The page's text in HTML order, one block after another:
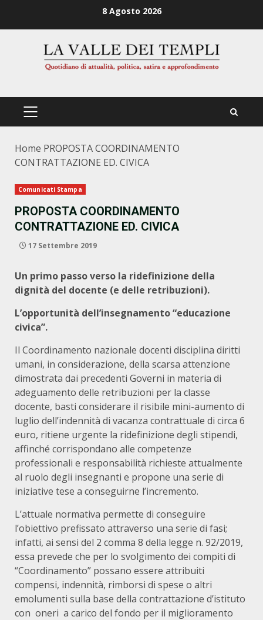
8 Agosto 2026
PRIMÄRES
Home PROPOSTA COORDINAMENTO
CONTRATTAZIONE ED. CIVICA
Comunicati Stampa
PROPOSTA COORDINAMENTO
CONTRATTAZIONE ED. CIVICA
17 Settembre 2019
Un primo passo verso la ridefinizione della
dignità del docente (e delle retribuzioni).
L’opportunità dell’insegnamento “educazione
civica”.
Il Coordinamento nazionale docenti disciplina diritti
umani, in considerazione, della scarsa attenzione
dimostrata dai precedenti Governi in materia di
adeguamento delle retribuzioni per la classe
docente, basti considerare il risibile mini-aumento di
luglio dell’indennità di vacanza contrattuale di circa 6
euro, ritiene urgente la ridefinizione degli stipendi,
affinché corrispondano alle competenze
professionali e responsabilità richieste attualmente
al ruolo degli insegnanti e propone una serie di
iniziative tese a conseguirne l’incremento.
L’attuale normativa permette di conseguire
l’obiettivo prefissato attraverso una serie di fasi;
infatti, ai sensi del 2 comma 8 della legge n. 92/2019,
essa prevede che per lo svolgimento dei compiti di
“Coordinamento” possano essere attribuiti
compensi, indennità, rimborsi di spese o altri
emolumenti sulla base della contrattazione d’istituto
con oneri a carico del fondo per il miglioramento